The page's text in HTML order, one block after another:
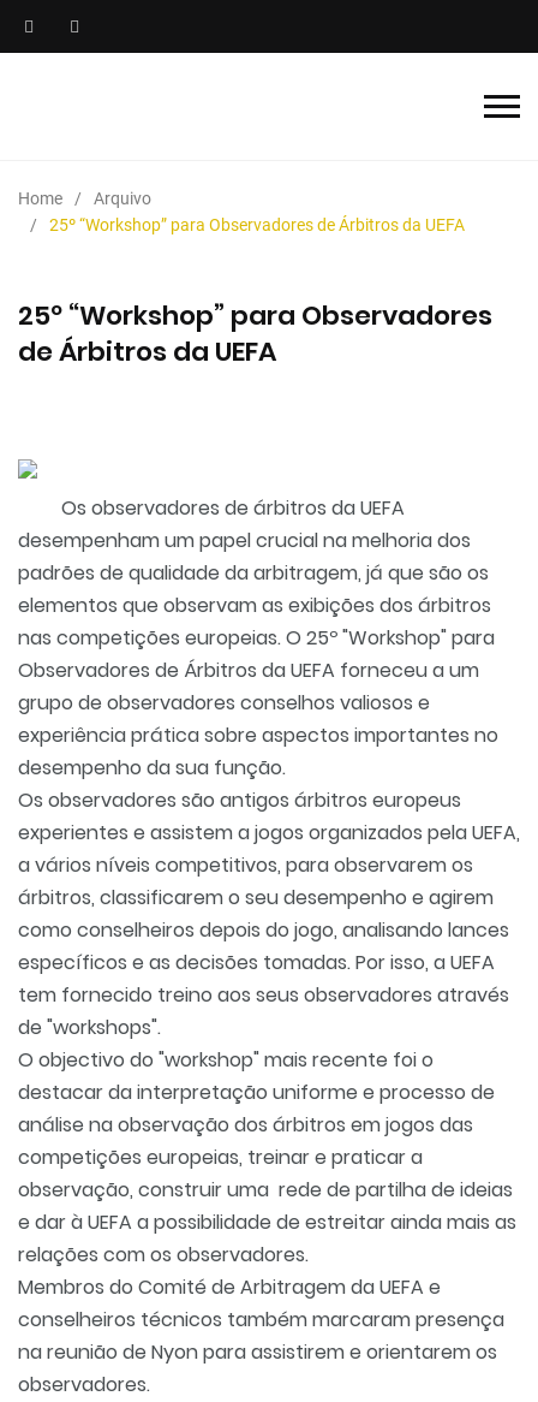
Home
Arquivo
25º “Workshop” para Observadores de Árbitros da UEFA
25º “Workshop” para Observadores
de Árbitros da UEFA
Os observadores de árbitros da UEFA
desempenham um papel crucial na melhoria dos
padrões de qualidade da arbitragem, já que são os
elementos que observam as exibições dos árbitros
nas competições europeias. O 25º "Workshop" para
Observadores de Árbitros da UEFA forneceu a um
grupo de observadores conselhos valiosos e
experiência prática sobre aspectos importantes no
desempenho da sua função.
Os observadores são antigos árbitros europeus
experientes e assistem a jogos organizados pela UEFA,
a vários níveis competitivos, para observarem os
árbitros, classificarem o seu desempenho e agirem
como conselheiros depois do jogo, analisando lances
específicos e as decisões tomadas. Por isso, a UEFA
tem fornecido treino aos seus observadores através
de "workshops".
O objectivo do "workshop" mais recente foi o
destacar da interpretação uniforme e processo de
análise na observação dos árbitros em jogos das
competições europeias, treinar e praticar a
observação, construir uma rede de partilha de ideias
e dar à UEFA a possibilidade de estreitar ainda mais as
relações com os observadores.
Membros do Comité de Arbitragem da UEFA e
conselheiros técnicos também marcaram presença
na reunião de Nyon para assistirem e orientarem os
observadores.